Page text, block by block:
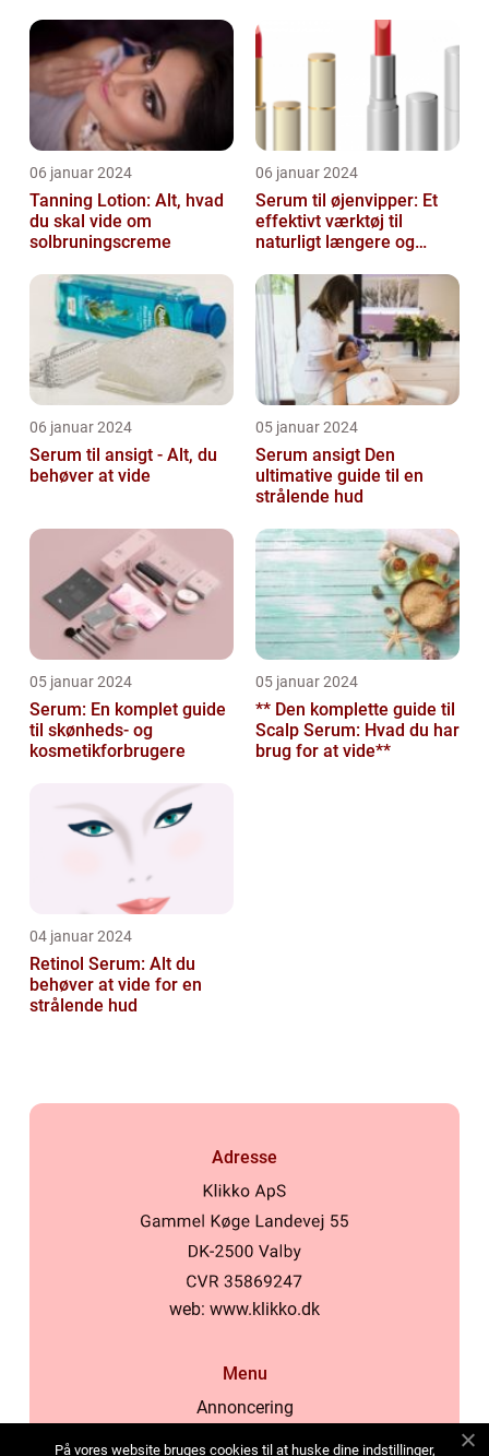
06 januar 2024
Tanning Lotion: Alt, hvad
du skal vide om
solbruningscreme
06 januar 2024
Serum til øjenvipper: Et
effektivt værktøj til
naturligt længere og
06 januar 2024
Serum til ansigt - Alt, du
behøver at vide
05 januar 2024
Serum ansigt Den
ultimative guide til en
strålende hud
05 januar 2024
Serum: En komplet guide
til skønheds- og
kosmetikforbrugere
05 januar 2024
** Den komplette guide til
Scalp Serum: Hvad du har
brug for at vide**
04 januar 2024
Retinol Serum: Alt du
behøver at vide for en
strålende hud
Adresse
web: www.klikko.dk
Menu
Annoncering
På vores website bruges cookies til at huske dine indstillinger,